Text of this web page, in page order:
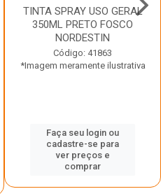
TINTA SPRAY USO GERAL
350ML PRETO FOSCO
NORDESTIN
Código: 41863
*Imagem meramente ilustrativa
Faça seu login ou
cadastre-se para
ver preços e
comprar